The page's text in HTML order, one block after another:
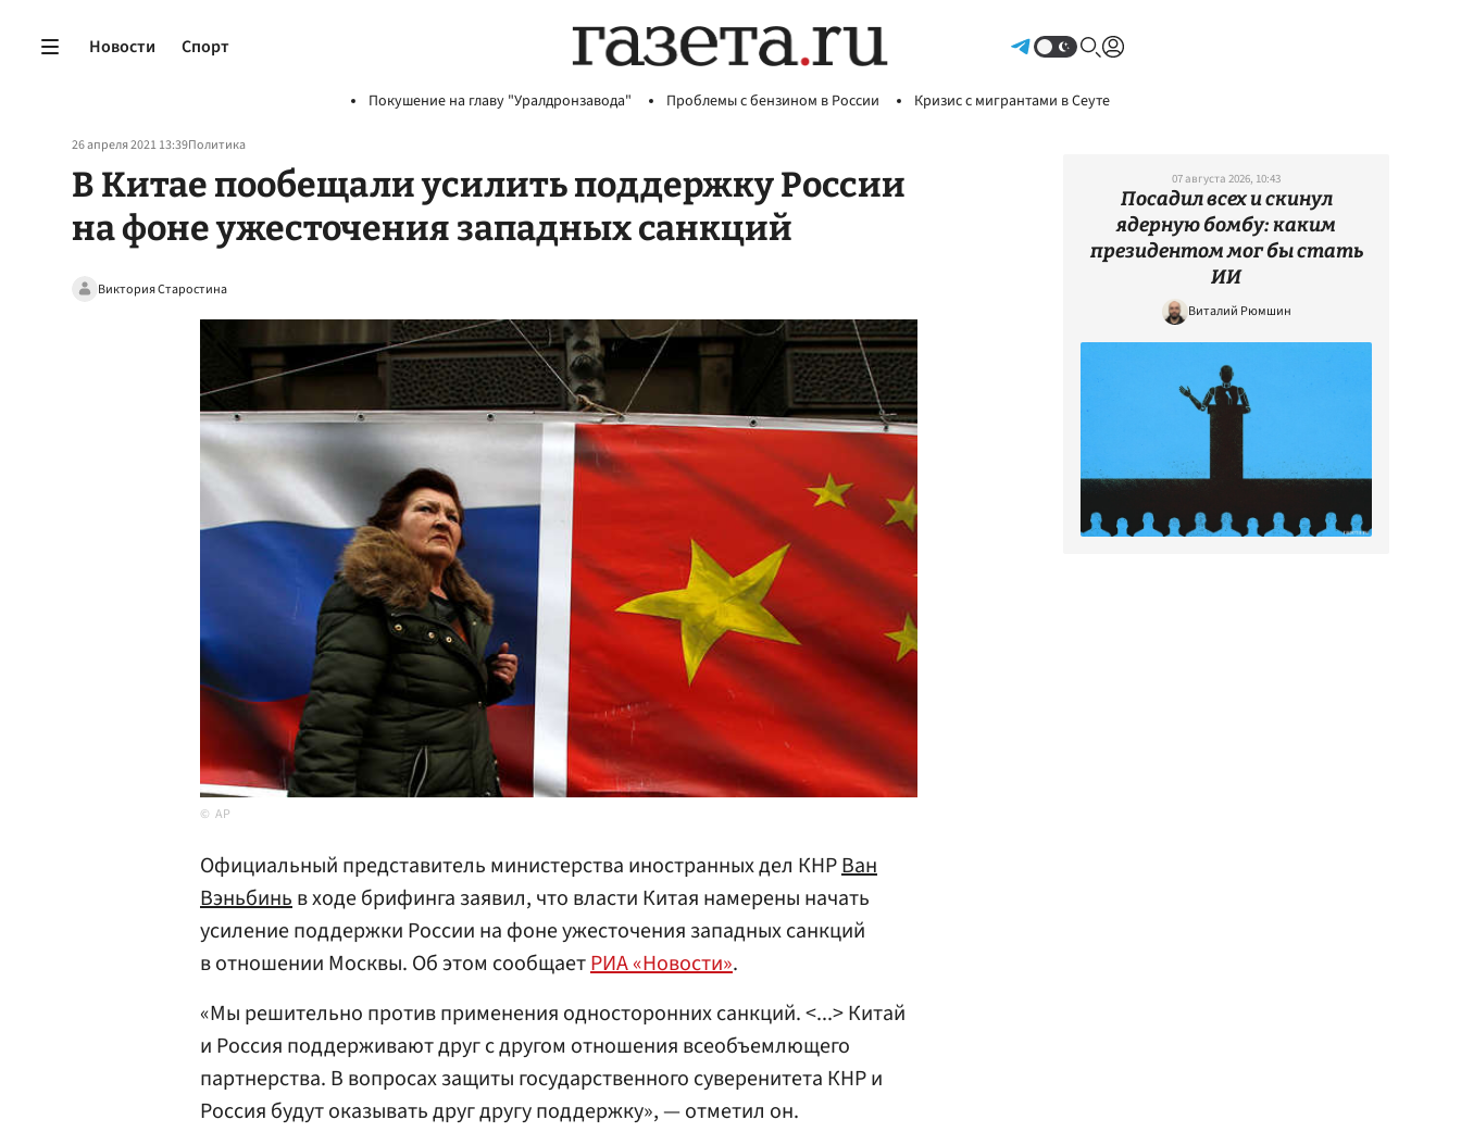
Новости Спорт
Покушение на главу "Уралдронзавода" Проблемы с бензином в России Кризис с мигрантами в Сеуте
26 апреля 2021 13:39Политика
В Китае пообещали усилить поддержку России
на фоне ужесточения западных санкций
Виктория Старостина
AP
Официальный представитель министерства иностранных дел КНРВан
Вэньбиньв ходе брифинга заявил, что власти Китая намерены начать
усиление поддержки России на фоне ужесточения западных санкций
в отношении Москвы. Об этом сообщаетРИА «Новости».
«Мы решительно против применения односторонних санкций. <...> Китай
и Россия поддерживают друг с другом отношения всеобъемлющего
партнерства. В вопросах защиты государственного суверенитета КНР и
Россия будут оказывать друг другу поддержку», — отметил он.
07 августа 2026, 10:43
Посадил всех и скинул
ядерную бомбу: каким
президентом мог бы стать
ИИ
Виталий Рюмшин